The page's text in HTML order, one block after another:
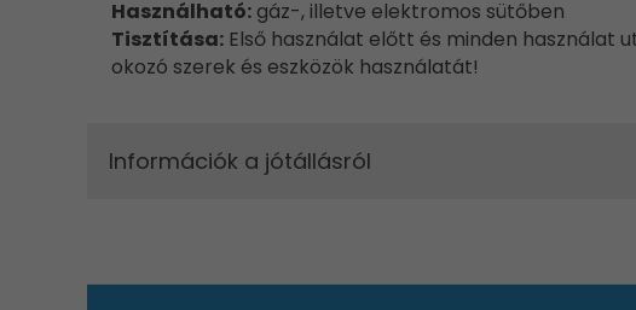
Használható: gáz-, illetve elektromos sütőben
Tisztítása: Első használat előtt és minden használat
okozó szerek és eszközök használatát!
Információk a jótállásról